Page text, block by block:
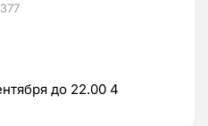
до 22.00 4